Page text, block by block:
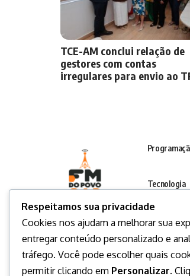
TCE-AM conclui relação de
gestores com contas
irregulares para envio ao
Tecnologia
Respeitamos sua privacidade
Cookies nos ajudam a melhorar sua
entregar conteúdo personalizado e
tráfego. Você pode escolher quais
permitir clicando em Personalizar.